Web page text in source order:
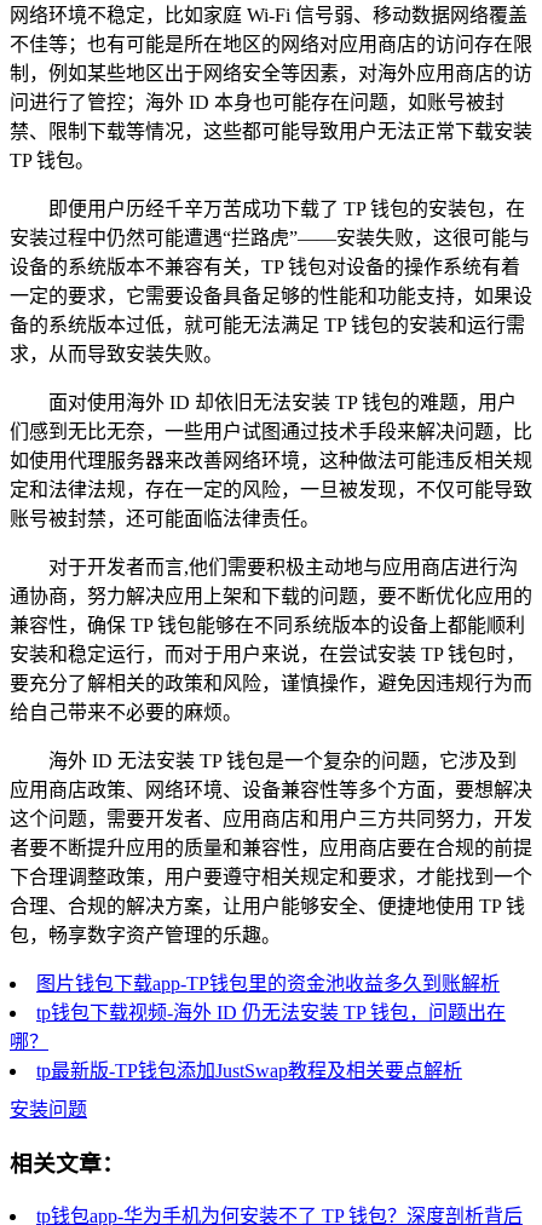
网络环境不稳定，比如家庭 Wi-Fi 信号弱、移动数据网络覆盖
不佳等；也有可能是所在地区的网络对应用商店的访问存在限
制，例如某些地区出于网络安全等因素，对海外应用商店的访
问进行了管控；海外 ID 本身也可能存在问题，如账号被封
禁、限制下载等情况，这些都可能导致用户无法正常下载安装
TP 钱包。
即便用户历经千辛万苦成功下载了 TP 钱包的安装包，在
安装过程中仍然可能遭遇“拦路虎”——安装失败，这很可能与
设备的系统版本不兼容有关，TP 钱包对设备的操作系统有着
一定的要求，它需要设备具备足够的性能和功能支持，如果设
备的系统版本过低，就可能无法满足 TP 钱包的安装和运行需
求，从而导致安装失败。
面对使用海外 ID 却依旧无法安装 TP 钱包的难题，用户
们感到无比无奈，一些用户试图通过技术手段来解决问题，比
如使用代理服务器来改善网络环境，这种做法可能违反相关规
定和法律法规，存在一定的风险，一旦被发现，不仅可能导致
账号被封禁，还可能面临法律责任。
对于开发者而言,他们需要积极主动地与应用商店进行沟
通协商，努力解决应用上架和下载的问题，要不断优化应用的
兼容性，确保 TP 钱包能够在不同系统版本的设备上都能顺利
安装和稳定运行，而对于用户来说，在尝试安装 TP 钱包时，
要充分了解相关的政策和风险，谨慎操作，避免因违规行为而
给自己带来不必要的麻烦。
海外 ID 无法安装 TP 钱包是一个复杂的问题，它涉及到
应用商店政策、网络环境、设备兼容性等多个方面，要想解决
这个问题，需要开发者、应用商店和用户三方共同努力，开发
者要不断提升应用的质量和兼容性，应用商店要在合规的前提
下合理调整政策，用户要遵守相关规定和要求，才能找到一个
合理、合规的解决方案，让用户能够安全、便捷地使用 TP 钱
包，畅享数字资产管理的乐趣。
图片钱包下载app-TP钱包里的资金池收益多久到账解析
tp钱包下载视频-海外 ID 仍无法安装 TP 钱包，问题出在
哪？
tp最新版-TP钱包添加JustSwap教程及相关要点解析
安装问题
相关文章：
tp钱包app-华为手机为何安装不了 TP 钱包？深度剖析背后